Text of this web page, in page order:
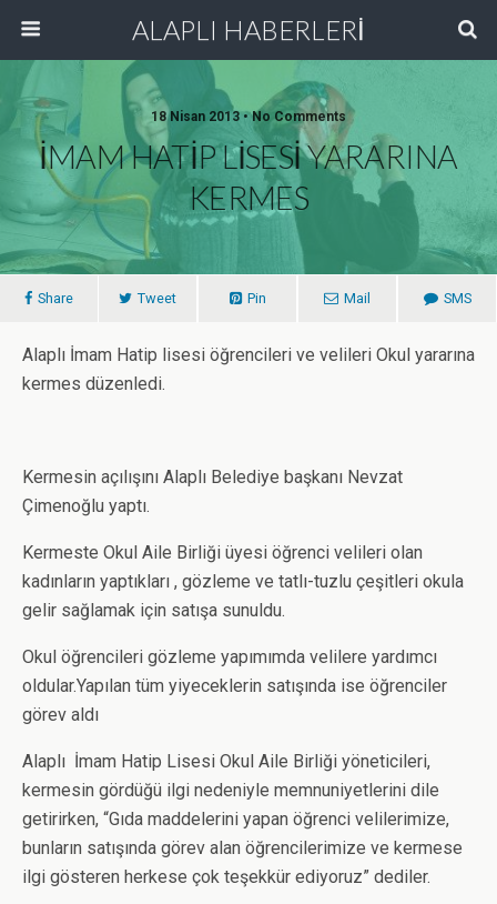
ALAPLI HABERLERİ
18 Nisan 2013 • No Comments
İMAM HATİP LİSESİ YARARINA
KERMES
Share Tweet Pin Mail SMS
Alaplı İmam Hatip lisesi öğrencileri ve velileri Okul yararına
kermes düzenledi.
Kermesin açılışını Alaplı Belediye başkanı Nevzat
Çimenoğlu yaptı.
Kermeste Okul Aile Birliği üyesi öğrenci velileri olan
kadınların yaptıkları , gözleme ve tatlı-tuzlu çeşitleri okula
gelir sağlamak için satışa sunuldu.
Okul öğrencileri gözleme yapımımda velilere yardımcı
oldular.Yapılan tüm yiyeceklerin satışında ise öğrenciler
görev aldı
Alaplı İmam Hatip Lisesi Okul Aile Birliği yöneticileri,
kermesin gördüğü ilgi nedeniyle memnuniyetlerini dile
getirirken, “Gıda maddelerini yapan öğrenci velilerimize,
bunların satışında görev alan öğrencilerimize ve kermese
ilgi gösteren herkese çok teşekkür ediyoruz” dediler.